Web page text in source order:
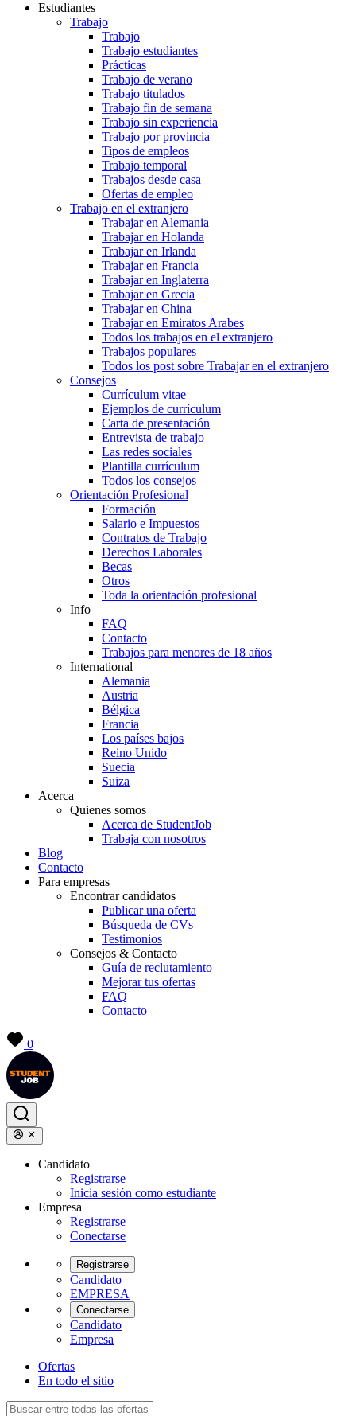
Estudiantes
Trabajo
Trabajo
Trabajo estudiantes
Prácticas
Trabajo de verano
Trabajo titulados
Trabajo fin de semana
Trabajo sin experiencia
Trabajo por provincia
Tipos de empleos
Trabajo temporal
Trabajos desde casa
Ofertas de empleo
Trabajo en el extranjero
Trabajar en Alemania
Trabajar en Holanda
Trabajar en Irlanda
Trabajar en Francia
Trabajar en Inglaterra
Trabajar en Grecia
Trabajar en China
Trabajar en Emiratos Arabes
Todos los trabajos en el extranjero
Trabajos populares
Todos los post sobre Trabajar en el extranjero
Consejos
Currículum vitae
Ejemplos de currículum
Carta de presentación
Entrevista de trabajo
Las redes sociales
Plantilla currículum
Todos los consejos
Orientación Profesional
Formación
Salario e Impuestos
Contratos de Trabajo
Derechos Laborales
Becas
Otros
Toda la orientación profesional
Info
FAQ
Contacto
Trabajos para menores de 18 años
International
Alemania
Austria
Bélgica
Francia
Los países bajos
Reino Unido
Suecia
Suiza
Acerca
Quienes somos
Acerca de StudentJob
Trabaja con nosotros
Blog
Contacto
Para empresas
Encontrar candidatos
Publicar una oferta
Búsqueda de CVs
Testimonios
Consejos & Contacto
Guía de reclutamiento
Mejorar tus ofertas
FAQ
Contacto
0
Candidato
Registrarse
Inicia sesión como estudiante
Empresa
Registrarse
Conectarse
Registrarse
Candidato
EMPRESA
Conectarse
Candidato
Empresa
Ofertas
En todo el sitio